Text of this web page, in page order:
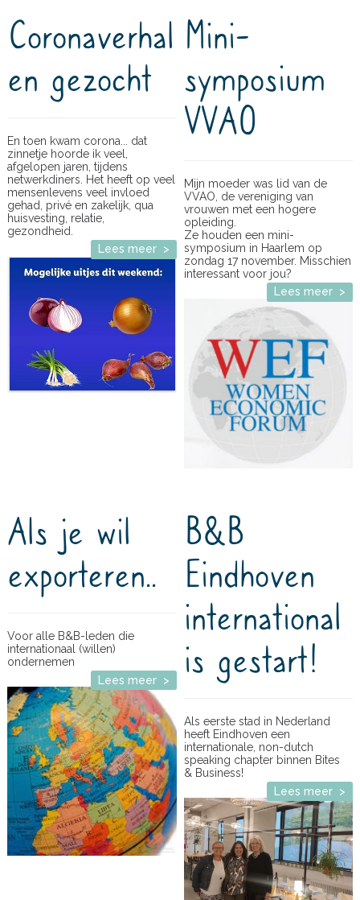
Coronaverhal
en gezocht
En toen kwam corona... dat
zinnetje hoorde ik veel,
afgelopen jaren, tijdens
netwerkdiners. Het heeft op veel
mensenlevens veel invloed
gehad, privé en zakelijk, qua
huisvesting, relatie,
gezondheid.
Lees meer >
Mini-
symposium
VVAO
Mijn moeder was lid van de
VVAO, de vereniging van
vrouwen met een hogere
opleiding.
Ze houden een mini-
symposium in Haarlem op
zondag 17 november. Misschien
interessant voor jou?
Lees meer >
Als je wil
exporteren..
Voor alle B&B-leden die
internationaal (willen)
ondernemen
Lees meer >
B&B
Eindhoven
international
is gestart!
Als eerste stad in Nederland
heeft Eindhoven een
internationale, non-dutch
speaking chapter binnen Bites
& Business!
Lees meer >